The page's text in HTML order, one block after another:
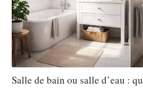
Salle de bain ou salle d’eau :